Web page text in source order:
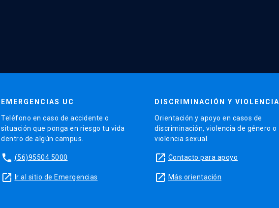
EMERGENCIAS UC
Teléfono en caso de accidente o
situación que ponga en riesgo tu vida
dentro de algún campus.
phone (56)95504 5000
launch Ir al sitio de Emergencias
DISCRIMINACIÓN Y VIOLENCIA
Orientación y apoyo en casos de
discriminación, violencia de género o
violencia sexual.
launch Contacto para apoyo
launch Más orientación